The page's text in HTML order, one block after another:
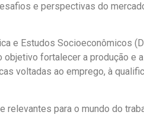
e perspectivas do
e Estudos Socioeconômicos
objetivo fortalecer a produção e
voltadas ao emprego, à
para o mundo do